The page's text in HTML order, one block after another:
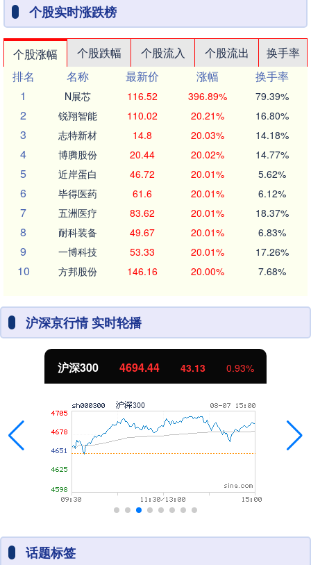
个股实时涨跌榜
个股涨幅 个股跌幅 个股流入 个股流出
换手率
排名
名称 最新价 涨幅
换手率
1
N展芯 116.52 396.89% 79.39%
2 锐翔智能 110.02 20.21% 16.80%
3 志特新材 14.8 20.03% 14.18%
4 博腾股份 20.44 20.02% 14.77%
5 近岸蛋白 46.72 20.01% 5.62%
6 毕得医药 61.6 20.01% 6.12%
7 五洲医疗 83.62 20.01% 18.37%
8 耐科装备 49.67 20.01% 6.83%
9 一博科技 53.33 20.01% 17.26%
10 方邦股份 146.16 20.00% 7.68%
沪深京行情 实时轮播
沪深300 4694.44 43.13 0.93%
话题标签